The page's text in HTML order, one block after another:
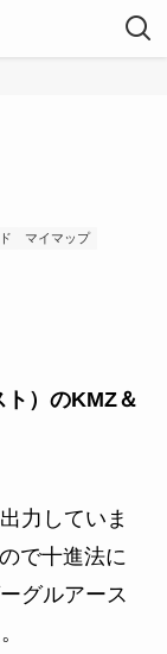
マイマップ
）のKMZ＆
力していま
で十進法に
グルアース